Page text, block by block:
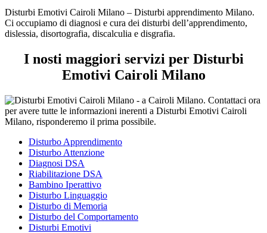
Disturbi Emotivi Cairoli Milano – Disturbi apprendimento Milano.
Ci occupiamo di diagnosi e cura dei disturbi dell’apprendimento,
dislessia, disortografia, discalculia e disgrafia.
I nosti maggiori servizi per Disturbi
Emotivi Cairoli Milano
Disturbo Apprendimento
Disturbo Attenzione
Diagnosi DSA
Riabilitazione DSA
Bambino Iperattivo
Disturbo Linguaggio
Disturbo di Memoria
Disturbo del Comportamento
Disturbi Emotivi